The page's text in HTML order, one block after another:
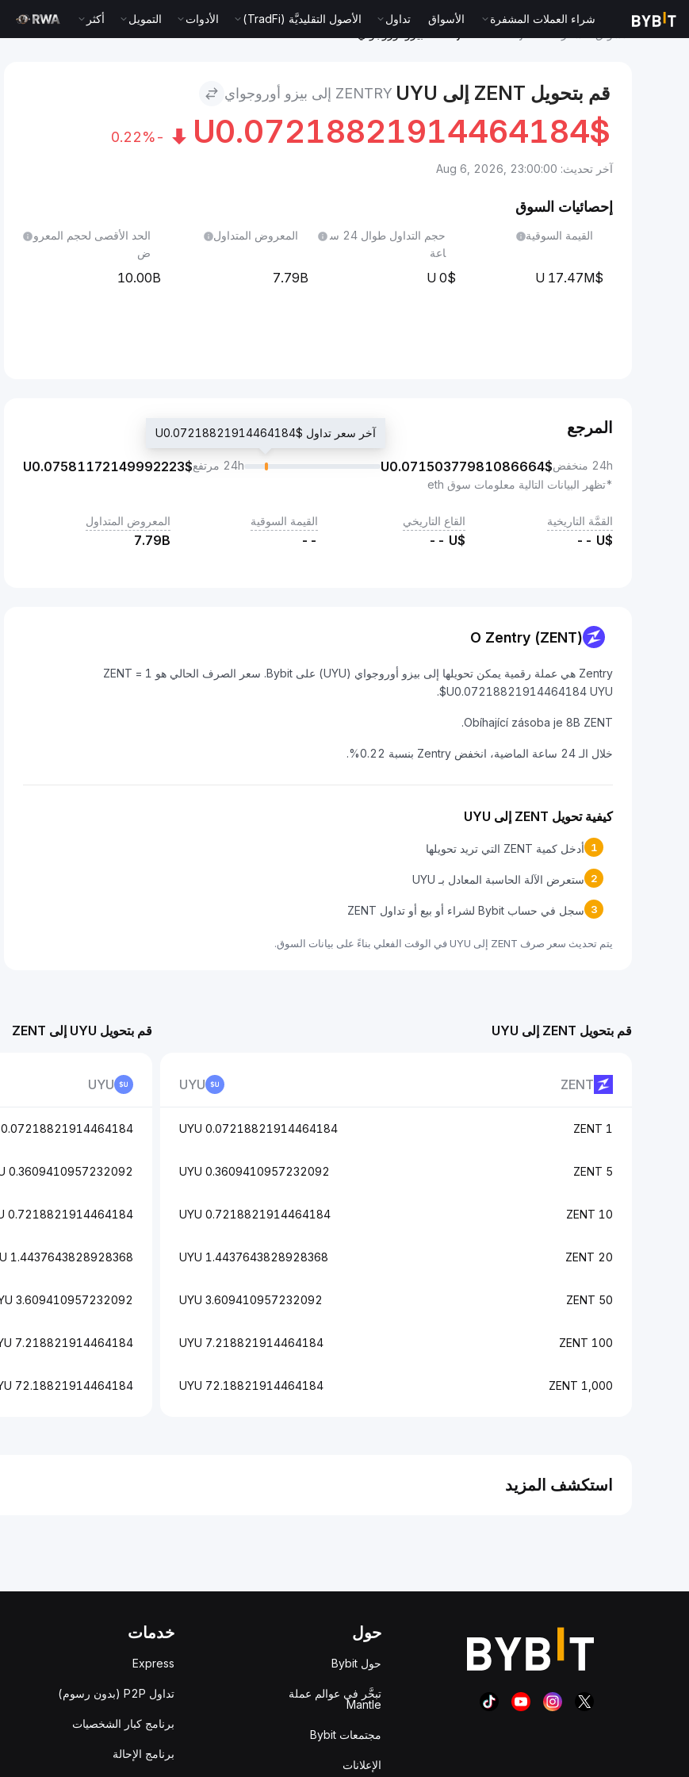
شراء العملات المشفرة الأسواق تداول الأصول التقليديَّة (TradFi) الأدوات التمويل أكثر
قم بتحويل ZENT إلى UYU ZENTRY إلى بيزو أوروجواي
$U
0.07218821914464184
-0.22%
آخر تحديث: Aug 6, 2026, 23:00:00
إحصائيات السوق
القيمة السوقية
17.47M
حجم التداول طوال 24 س
اعة
0
المعروض المتداول
7.79B
الحد الأقصى لحجم المعرو
ض
10.00B
المرجع
24h منخفض $U
0.07150377981086664
آخر سعر تداول $U0.07218821914464184
24h مرتفع $U
0.07581172149992223
*تظهر البيانات التالية معلومات سوق eth
القمَّة التاريخية
$U
--
القاع التاريخي
$U
--
القيمة السوقية
--
المعروض المتداول
7.79B
O Zentry (ZENT)
Zentry هي عملة رقمية يمكن تحويلها إلى بيزو أوروجواي (UYU) على Bybit. سعر الصرف الحالي هو 1 ZENT =
$U0.07218821914464184 UYU.
Obíhající zásoba je 8B ZENT.
خلال الـ 24 ساعة الماضية، انخفض Zentry بنسبة 0.22%.
كيفية تحويل ZENT إلى UYU
1 أدخل كمية ZENT التي تريد تحويلها
2 ستعرض الآلة الحاسبة المعادل بـ UYU
3 سجل في حساب Bybit لشراء أو بيع أو تداول ZENT
يتم تحديث سعر صرف ZENT إلى UYU في الوقت الفعلي بناءً على بيانات السوق.
قم بتحويل ZENT إلى UYU
ZENT
UYU
1 ZENT
0.07218821914464184 UYU
5 ZENT
0.3609410957232092 UYU
10 ZENT
0.7218821914464184 UYU
20 ZENT
1.4437643828928368 UYU
50 ZENT
3.609410957232092 UYU
100 ZENT
7.218821914464184 UYU
1,000 ZENT
72.18821914464184 UYU
قم بتحويل UYU إلى ZENT
UYU
0.07218821914464184 UYU
0.3609410957232092 UYU
0.7218821914464184 UYU
1.4437643828928368 UYU
3.609410957232092 UYU
7.218821914464184 UYU
72.18821914464184 UYU
استكشف المزيد
حول
حول Bybit
تبحَّر في عوالم عملة
Mantle
مجتمعات Bybit
الإعلانات
خدمات
Express
تداول P2P (بدون رسوم)
برنامج كبار الشخصيات
برنامج الإحالة